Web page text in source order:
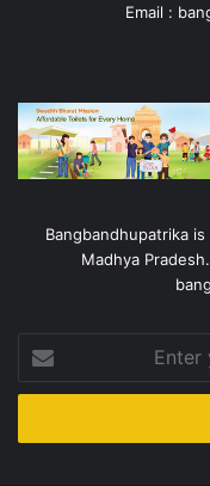
Email :
Bangbandhupatrika
Madhya
your
Email